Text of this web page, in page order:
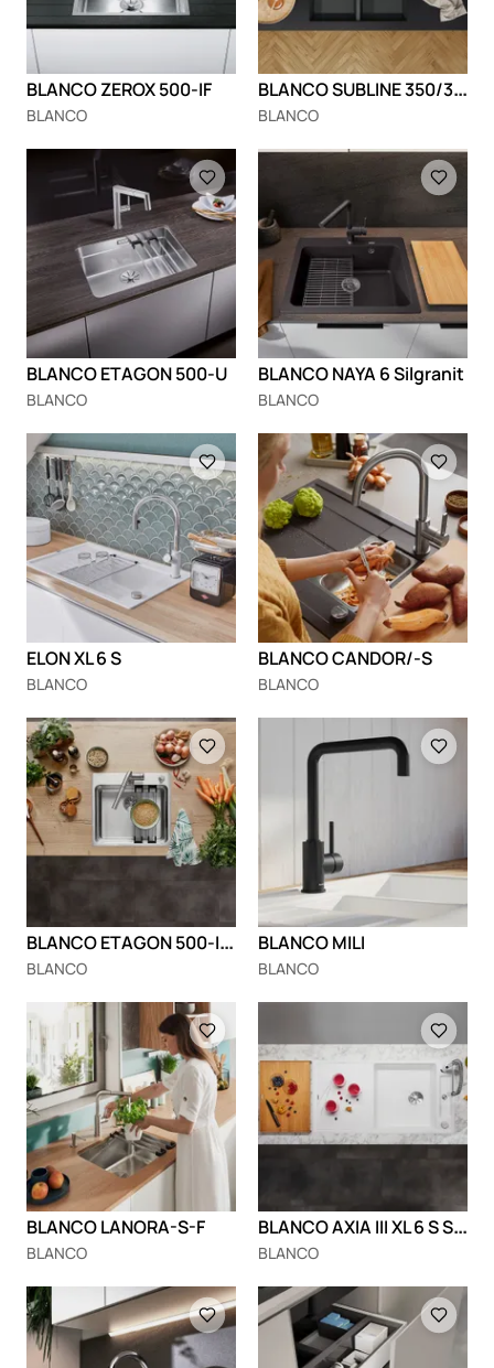
BLANCO ZEROX 500-IF
BLANCO
B
LANCO SUBLINE 350/350-U
BLANCO
BLANCO ETAGON 500-U
BLANCO
Loading
BLANCO NAYA 6 Silgranit
BLANCO
Loading
ELON XL 6 S
BLANCO
Loading
BLANCO CANDOR/-S
BLANCO
Loading
B
LANCO ETAGON 500-IF/A
BLANCO
BLANCO MILI
BLANCO
Loading
BLANCO LANORA-S-F
BLANCO
B
LANCO AXIA III XL 6 S Silgranit
BLANCO
Loading Loading